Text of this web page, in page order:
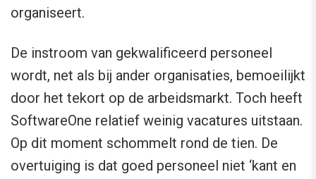
organiseert.
De instroom van gekwalificeerd personeel
wordt, net als bij ander organisaties, bemoeilijkt
door het tekort op de arbeidsmarkt. Toch heeft
SoftwareOne relatief weinig vacatures uitstaan.
Op dit moment schommelt rond de tien. De
overtuiging is dat goed personeel niet ‘kant en